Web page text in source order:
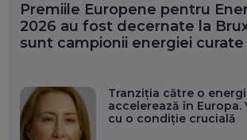
Premiile Europene pentru
2026 au fost decernate la
sunt campionii energiei curate
Tranziția către o
accelerează în Europa.
cu o condiție crucială